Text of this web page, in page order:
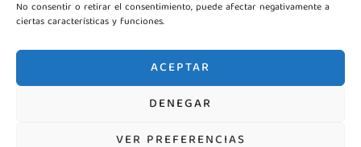
No consentir o retirar el consentimiento, puede afectar negativamente a
ciertas características y funciones.
ACEPTAR
DENEGAR
VER PREFERENCIAS